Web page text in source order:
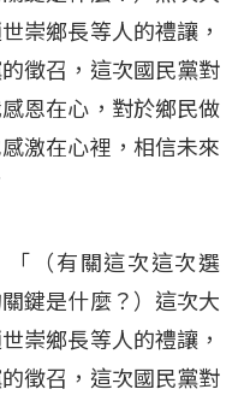
崇鄉長等人的禮讓，
徵召，這次國民黨對
恩在心，對於鄉民做
激在心裡，相信未來
（有關這次這次選
鍵是什麼？）這次大
崇鄉長等人的禮讓，
徵召，這次國民黨對